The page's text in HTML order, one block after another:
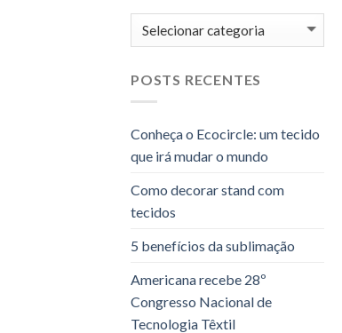
Categorias
POSTS RECENTES
Conheça o Ecocircle: um tecido
que irá mudar o mundo
Como decorar stand com
tecidos
5 benefícios da sublimação
Americana recebe 28º
Congresso Nacional de
Tecnologia Têxtil